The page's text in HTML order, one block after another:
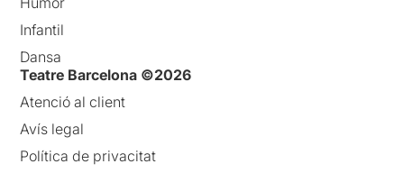
Infantil
Dansa
Teatre Barcelona ©2026
Atenció al client
Avís legal
Política de privacitat